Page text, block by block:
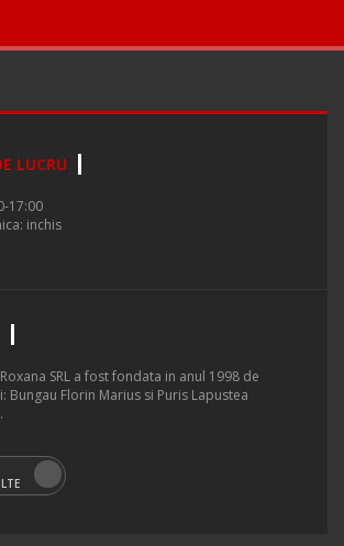
LUCRU
17:00
inchis
SRL a fost fondata in anul 1998 de
Bungau Florin Marius si Puris Lapustea